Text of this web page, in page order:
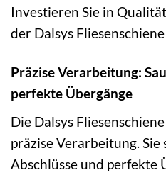
Investieren Sie in
der Dalsys
Präzise Verarbeitung:
perfekte Übergänge
Die Dalsys
präzise Verarbeitung.
Abschlüsse und perfekte